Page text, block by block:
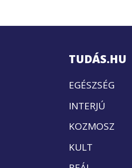
TUDÁS.HU
EGÉSZSÉG
INTERJÚ
KOZMOSZ
KULT